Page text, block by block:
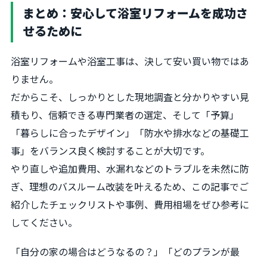
まとめ：安心して浴室リフォームを成功さ
せるために
浴室リフォームや浴室工事は、決して安い買い物ではあ
りません。
だからこそ、しっかりとした現地調査と分かりやすい見
積もり、信頼できる専門業者の選定、そして「予算」
「暮らしに合ったデザイン」「防水や排水などの基礎工
事」をバランス良く検討することが大切です。
やり直しや追加費用、水漏れなどのトラブルを未然に防
ぎ、理想のバスルーム改装を叶えるため、この記事でご
紹介したチェックリストや事例、費用相場をぜひ参考に
してください。
「自分の家の場合はどうなるの？」「どのプランが最